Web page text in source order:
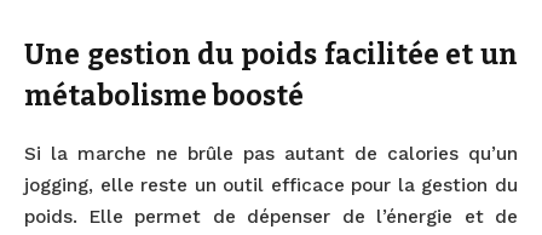
Une gestion du poids facilitée et un
métabolisme boosté
Si la marche ne brûle pas autant de calories qu’un
jogging, elle reste un outil efficace pour la gestion du
poids. Elle permet de dépenser de l’énergie et de